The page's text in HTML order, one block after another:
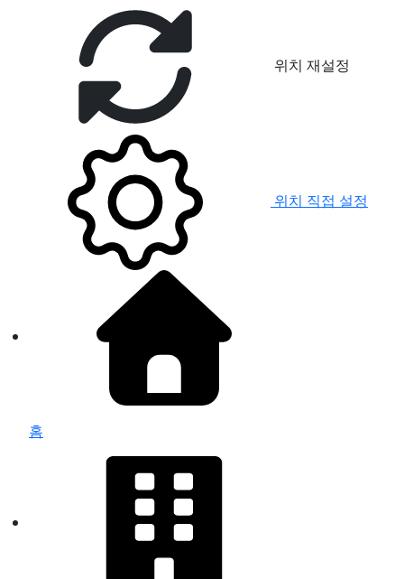
위치 재설정
위치 직접 설정
홈